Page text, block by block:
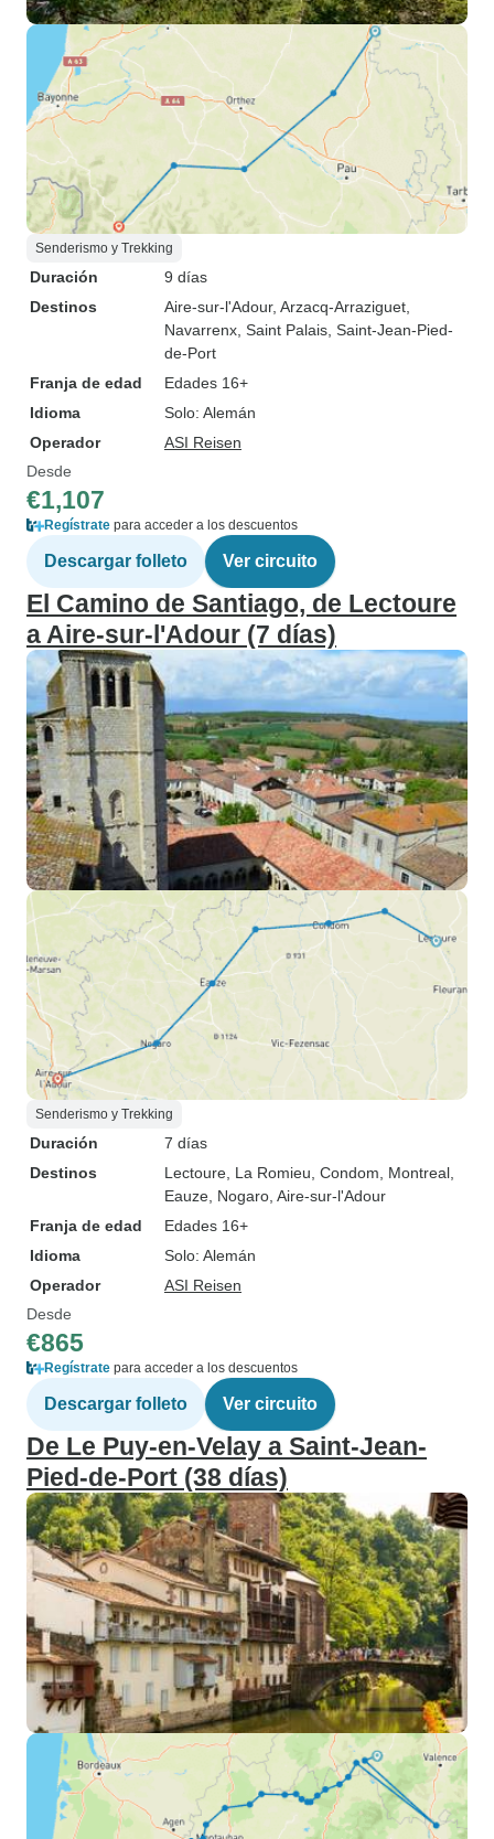
Senderismo y Trekking
Duración
9 días
Destinos
Aire-sur-l'Adour, Arzacq-Arraziguet
Navarrenx , Saint Palais , Saint-Jean-Pied-
de-Port
Franja de edad
Edades 16+
Idioma
Solo: Alemán
Operador
ASI Reisen
Desde
€1,107
Regístrate para acceder a los descuentos
Descargar folleto Ver circuito
El Camino de Santiago, de Lectoure
a Aire-sur-l'Adour (7 días)
Senderismo y Trekking
Duración
7 días
Destinos
Lectoure , La Romieu , Condom , Montreal
Eauze , Nogaro , Aire-sur-l'Adour
Franja de edad
Edades 16+
Idioma
Solo: Alemán
Operador
ASI Reisen
Desde
€865
Regístrate para acceder a los descuentos
Descargar folleto Ver circuito
De Le Puy-en-Velay a Saint-Jean-
Pied-de-Port (38 días)